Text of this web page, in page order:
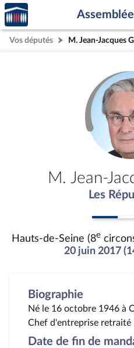
Aller au contenu
Aller en bas de la page
Accèder
à la
page
d'accueil
Vos députés
M. Jean-
Les
Hauts-de-Seine (8e
20 juin 2017
Biographie
Né le 16 octobre 1946 à
Chef d'entreprise retraité
Date de fin de